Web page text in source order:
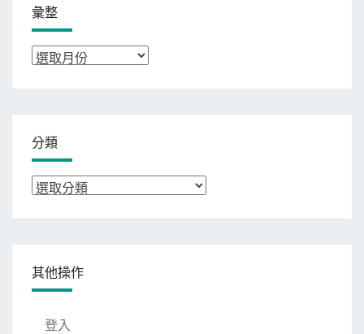
彙整
彙
分類
分
其他操作
登入